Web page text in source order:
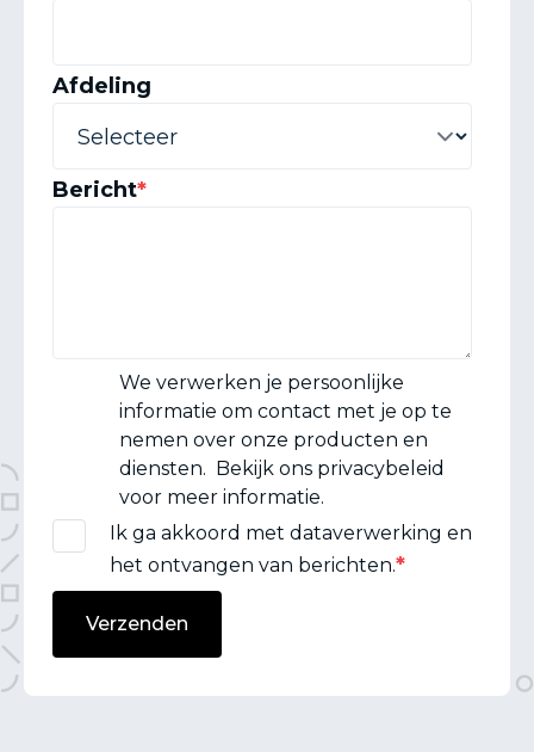
Afdeling
Bericht*
We verwerken je persoonlijke
informatie om contact met je op te
nemen over onze producten en
diensten. Bekijk ons privacybeleid
voor meer informatie.
Ik ga akkoord met dataverwerking en
het ontvangen van berichten.*